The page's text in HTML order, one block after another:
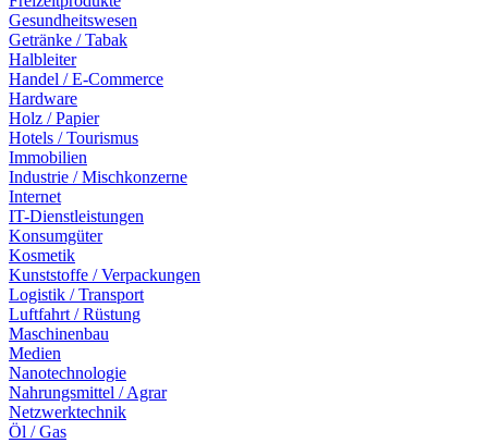
Gesundheitswesen
Getränke / Tabak
Halbleiter
Handel / E-Commerce
Hardware
Holz / Papier
Hotels / Tourismus
Immobilien
Industrie / Mischkonzerne
Internet
IT-Dienstleistungen
Konsumgüter
Kosmetik
Kunststoffe / Verpackungen
Logistik / Transport
Luftfahrt / Rüstung
Maschinenbau
Medien
Nanotechnologie
Nahrungsmittel / Agrar
Netzwerktechnik
Öl / Gas